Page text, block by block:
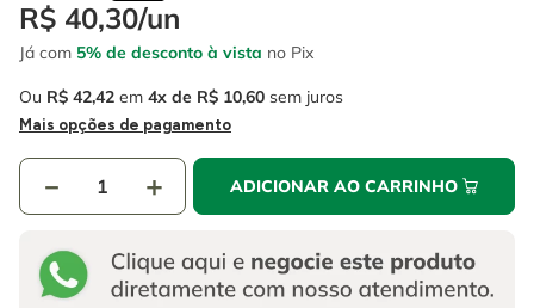
R$ 40,30/un
Já com 5% de desconto à vista no Pix
Ou R$ 42,42 em 4 R$ 10,60 sem juros
Mais opções de pagamento
＋
－ ADICIONAR AO CARRINHO
6 serra copo
7º luva
8º fio
chave impacto
º escada
º serra circular
º serra copo
fio
chave impacto